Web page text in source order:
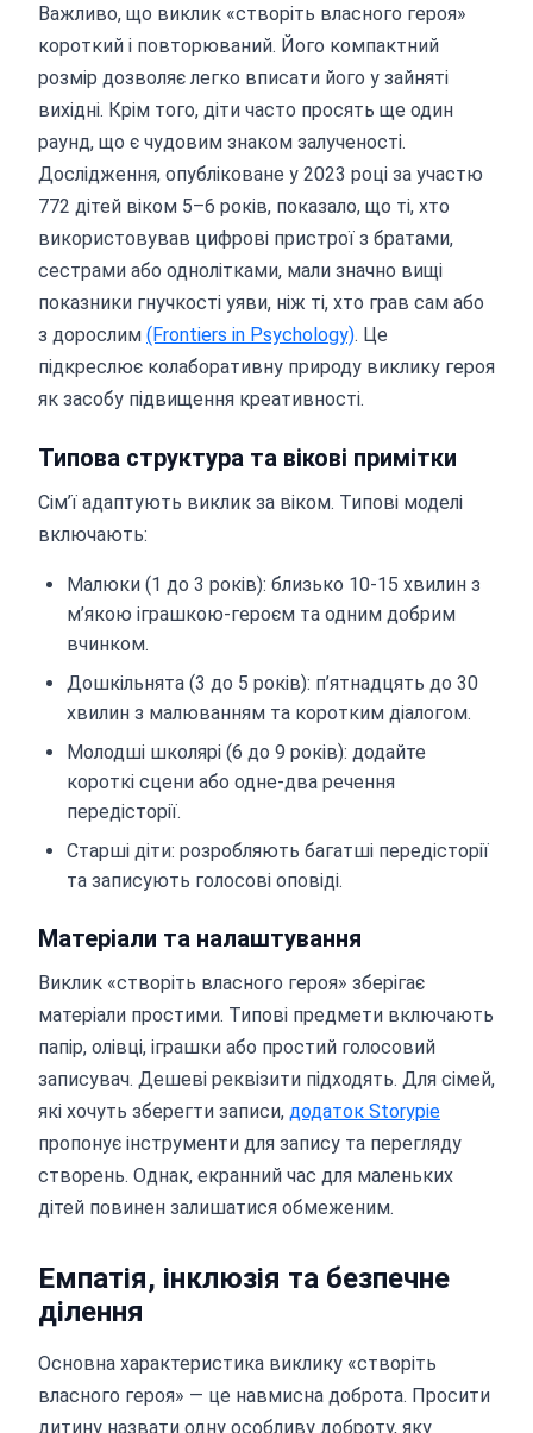
Важливо, що виклик «створіть власного героя»
короткий і повторюваний. Його компактний
розмір дозволяє легко вписати його у зайняті
вихідні. Крім того, діти часто просять ще один
раунд, що є чудовим знаком залученості.
Дослідження, опубліковане у 2023 році за участю
772 дітей віком 5–6 років, показало, що ті, хто
використовував цифрові пристрої з братами,
сестрами або однолітками, мали значно вищі
показники гнучкості уяви, ніж ті, хто грав сам або
з дорослим (Frontiers in Psychology). Це
підкреслює колаборативну природу виклику героя
як засобу підвищення креативності.
Типова структура та вікові примітки
Сім’ї адаптують виклик за віком. Типові моделі
включають:
Малюки (1 до 3 років): близько 10-15 хвилин з
м’якою іграшкою-героєм та одним добрим
вчинком.
Дошкільнята (3 до 5 років): п’ятнадцять до 30
хвилин з малюванням та коротким діалогом.
Молодші школярі (6 до 9 років): додайте
короткі сцени або одне-два речення
передісторії.
Старші діти: розробляють багатші передісторії
та записують голосові оповіді.
Матеріали та налаштування
Виклик «створіть власного героя» зберігає
матеріали простими. Типові предмети включають
папір, олівці, іграшки або простий голосовий
записувач. Дешеві реквізити підходять. Для сімей,
які хочуть зберегти записи, додаток Storypie
пропонує інструменти для запису та перегляду
створень. Однак, екранний час для маленьких
дітей повинен залишатися обмеженим.
Емпатія, інклюзія та безпечне
ділення
Основна характеристика виклику «створіть
власного героя» — це навмисна доброта. Просити
дитину назвати одну особливу доброту, яку